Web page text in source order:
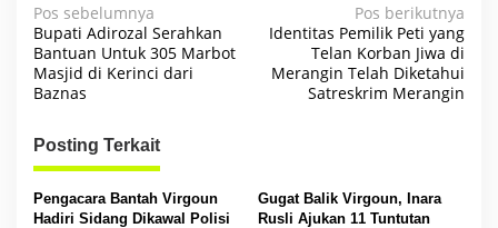
N
a
v
g
a
s
Pos sebelumnya
Bupati Adirozal Serahkan
Bantuan Untuk 305 Marbot
Masjid di Kerinci dari
Baznas
Pos berikutnya
Identitas Pemilik Peti yang
Telan Korban Jiwa di
Merangin Telah Diketahui
Satreskrim Merangin
Posting Terkait
Pengacara Bantah Virgoun
Hadiri Sidang Dikawal Polisi
Gugat Balik Virgoun, Inara
Rusli Ajukan 11 Tuntutan